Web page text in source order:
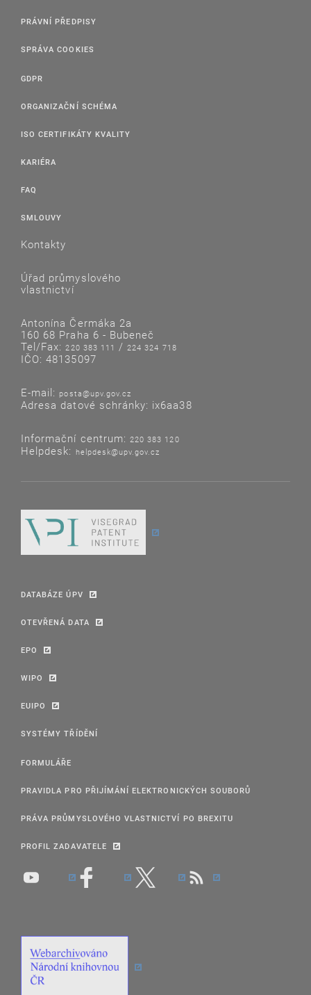
PRÁVNÍ PŘEDPISY
SPRÁVA COOKIES
GDPR
ORGANIZAČNÍ SCHÉMA
ISO CERTIFIKÁTY KVALITY
KARIÉRA
FAQ
SMLOUVY
Kontakty
Úřad průmyslového
vlastnictví
Antonína Čermáka 2a
160 68 Praha 6 - Bubeneč
Tel/Fax:220 383 111 /224 324 718
IČO: 48135097
E-mail: posta@upv.gov.cz
Adresa datové schránky: ix6aa38
Informační centrum: 220 383 120
Helpdesk: helpdesk@upv.gov.cz
DATABÁZE ÚPV
OTEVŘENÁ DATA
EPO
WIPO
EUIPO
SYSTÉMY TŘÍDĚNÍ
FORMULÁŘE
PRAVIDLA PRO PŘIJÍMÁNÍ ELEKTRONICKÝCH SOUBORŮ
PRÁVA PRŮMYSLOVÉHO VLASTNICTVÍ PO BREXITU
PROFIL ZADAVATELE